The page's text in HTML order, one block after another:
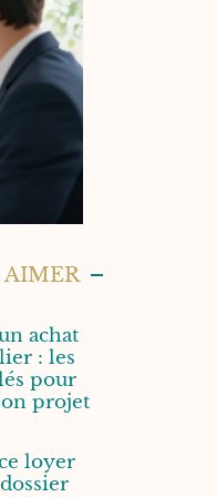
AIMER
achat
: les
pour
projet
loyer